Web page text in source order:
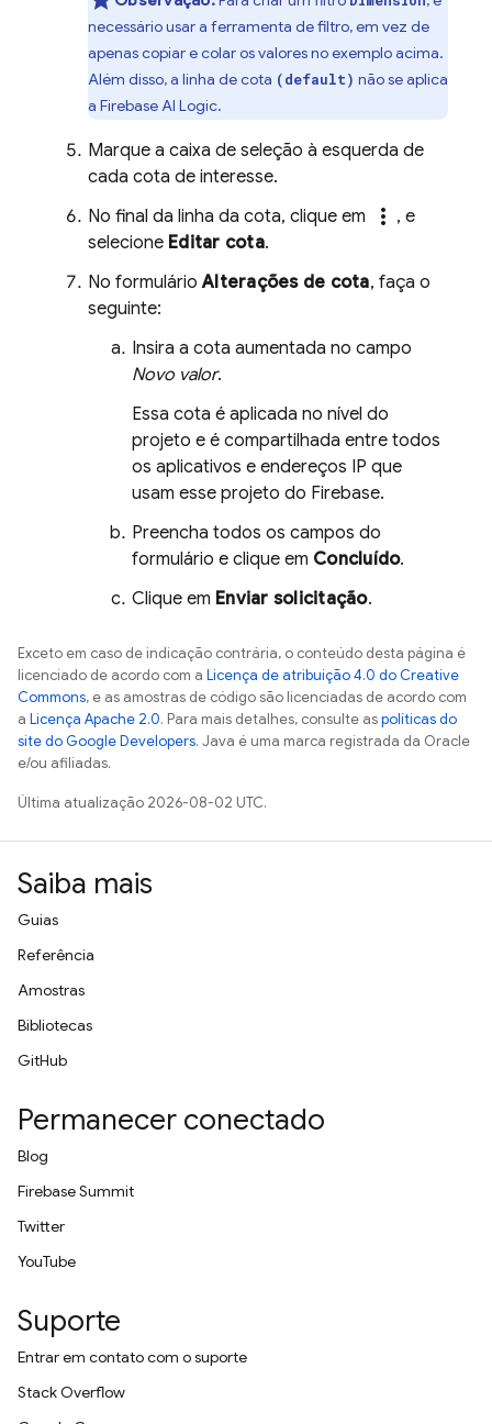
necessário usar a ferramenta de filtro, em vez de
apenas copiar e colar os valores no exemplo acima.
Além disso, a linha de cota (default) não se aplica
a Firebase AI Logic.
Marque a caixa de seleção à esquerda de
cada cota de interesse.
No final da linha da cota, clique em
more_vert , e
selecione Editar cota.
No formulárioAlterações de cota, faça o
seguinte:
Insira a cota aumentada no campo
Novo valor.
Essa cota é aplicada no nível do
projeto e é compartilhada entre todos
os aplicativos e endereços IP que
usam esse projeto do Firebase.
Preencha todos os campos do
formulário e clique em Concluído.
Clique em Enviar solicitação.
Exceto em caso de indicação contrária, o conteúdo desta página é
licenciado de acordo com a Licença de atribuição 4.0 do Creative
Commons, e as amostras de código são licenciadas de acordo com
a Licença Apache 2.0. Para mais detalhes, consulte aspolíticas do
site do Google Developers. Java é uma marca registrada da Oracle
e/ou afiliadas.
Última atualização 2026-08-02 UTC.
Saiba mais
Guias
Referência
Amostras
Bibliotecas
GitHub
Permanecer conectado
Blog
Firebase Summit
Twitter
YouTube
Suporte
Entrar em contato com o suporte
Stack Overflow